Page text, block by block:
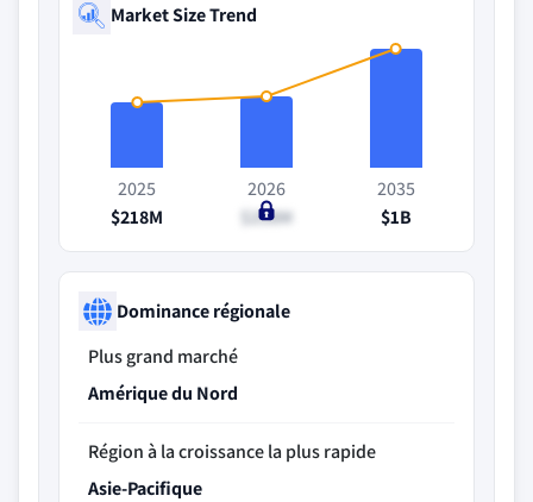
Market Size Trend
2025
$218M
2026
$258M
2035
$1B
Dominance régionale
Plus grand marché
Amérique du Nord
Région à la croissance la plus rapide
Asie-Pacifique